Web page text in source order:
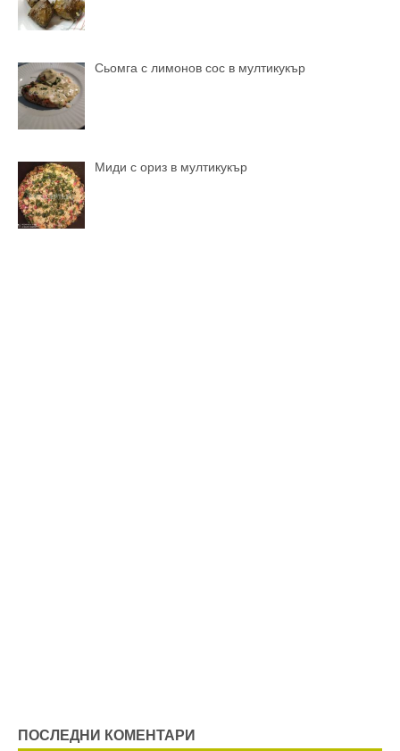
Сьомга с лимонов сос в мултикукър
Миди с ориз в мултикукър
ПОСЛЕДНИ КОМЕНТАРИ